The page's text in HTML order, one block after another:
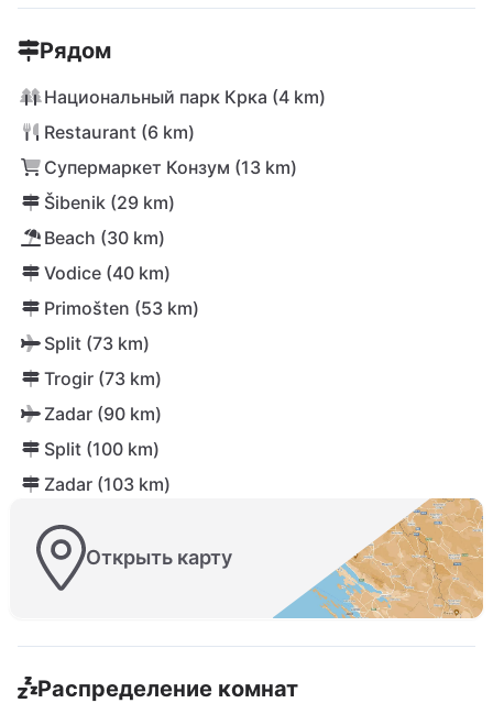
Рядом
Национальный парк Крка (4 km)
Restaurant (6 km)
Супермаркет Конзум (13 km)
Šibenik (29 km)
Beach (30 km)
Vodice (40 km)
Primošten (53 km)
Split (73 km)
Trogir (73 km)
Zadar (90 km)
Split (100 km)
Zadar (103 km)
Открыть карту
Распределение комнат